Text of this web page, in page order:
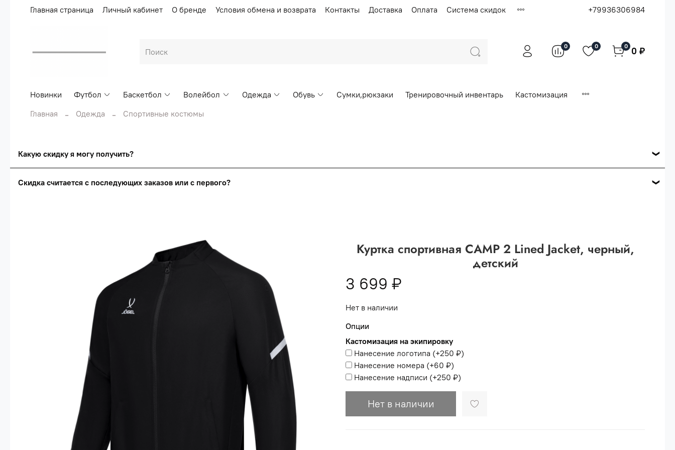
Главная страница Личный кабинет О бренде Условия обмена и возврата Контакты Доставка Оплата Система скидок +79936306984
0 0 0 0 ₽
Новинки Футбол Баскетбол Волейбол Одежда Обувь Сумки,рюкзаки Тренировочный инвентарь
Кастомизация
Главная
Одежда Спортивные костюмы
Какую скидку я могу получить?
Опт 3 - сумма всех заказов за 6 месяцев 80.000 рублей
(36%)- сумма всех заказов за 6 месяцев 200.000 рублей.
сумма всех заказов за 6 месяцев - 400.000 рублей.
Скидка считается с последующих заказов или с первого?
Куртка спортивная CAMP 2 Lined Jacket, черный,
детский
3 699 ₽
Нет в наличии
Опции
Кастомизация на экипировку
Нанесение логотипа (+250 ₽)
Нанесение номера (+60 ₽)
Нанесение надписи (+250 ₽)
Нет в наличии